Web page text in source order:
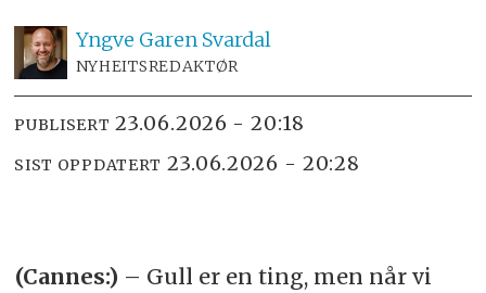
Yngve Garen Svardal
NYHEITSREDAKTØR
PUBLISERT 23.06.2026 - 20:18
SIST OPPDATERT 23.06.2026 - 20:28
(Cannes:) – Gull er en ting, men når vi